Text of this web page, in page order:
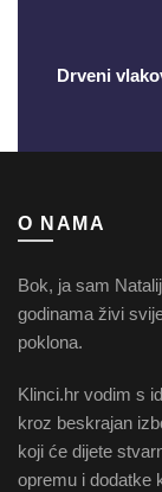
Drveni
O NAMA
Bok, ja sam
godinama živi
poklona.
Klinci.hr vodim s
kroz beskrajan
koji će dijete
opremu i dodatke